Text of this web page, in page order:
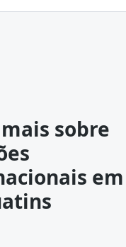
sobre
em